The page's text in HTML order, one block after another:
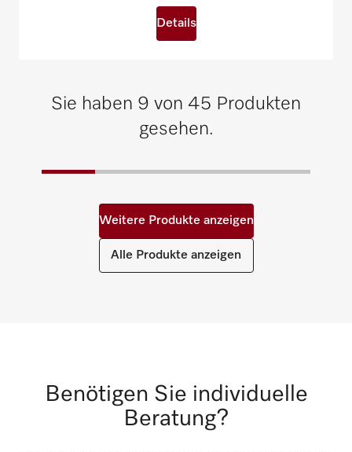
Details
Sie haben 9 von 45 Produkten
gesehen.
Weitere Produkte anzeigen
Alle Produkte anzeigen
Benötigen Sie individuelle
Beratung?